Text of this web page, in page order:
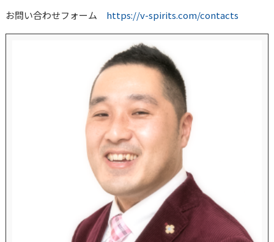
お問い合わせフォーム https://v-spirits.com/contacts